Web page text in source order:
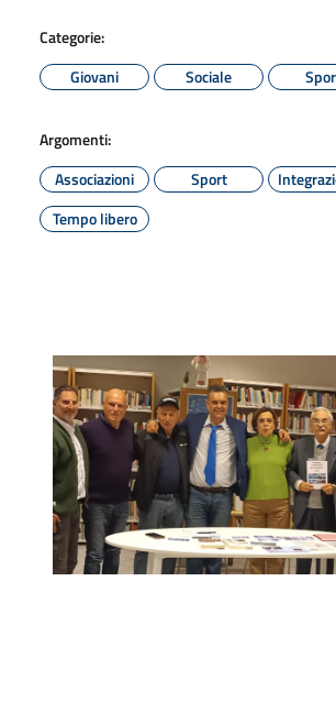
Categorie:
Giovani
Sociale
Argomenti:
Associazioni
Sport
Tempo libero